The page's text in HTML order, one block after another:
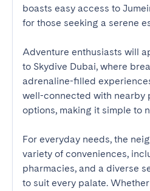
boasts easy access to
for those seeking a serene
Adventure enthusiasts will
to Skydive Dubai, where
adrenaline-filled
well-connected with nearby
options, making it simple to
For everyday needs, the
variety of conveniences,
pharmacies, and a diverse
to suit every palate.